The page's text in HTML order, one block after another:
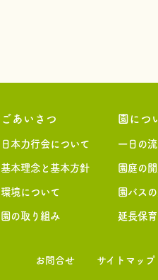
ごあいさつ
日本力行会について
基本理念と基本方針
環境について
園の取り組み
園につ
一日の
園庭の
園バス
延長保
お問合せ サイトマップ